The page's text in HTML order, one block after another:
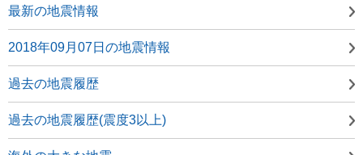
最新の地震情報
2018年09月07日の地震情報
過去の地震履歴
過去の地震履歴(震度3以上)